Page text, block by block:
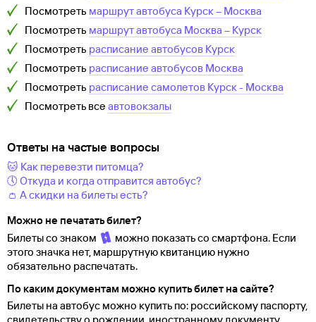
Посмотреть маршрут автобуса Курск– Москва
Посмотреть маршрут автобуса Москва – Курск
Посмотреть расписание автобусов Курск
Посмотреть расписание автобусов Москва
Посмотреть расписание самолетов Курск- Москва
Посмотреть все автовокзалы
Ответы на частые вопросы
🐱 Как перевезти питомца?
🕔 Откуда и когда отправится автобус?
👛 А скидки на билеты есть?
Можно не печатать билет?
Билеты со знаком
можно показать со смартфона. Если
этого значка нет, маршрутную квитанцию нужно
обязательно распечатать.
По каким документам можно купить билет на сайте?
Билеты на автобус можно купить по: российскому паспорту,